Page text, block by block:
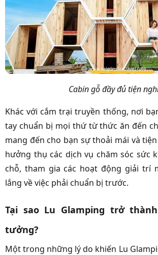
Cabin gỗ đầy đủ tiện
Khác với cắm trại truyền thống, nơi
tay chuẩn bị mọi thứ từ thức ăn đến
mang đến cho bạn sự thoải mái và
hưởng thụ các dịch vụ chăm sóc sức
chỗ, tham gia các hoạt động giải trí
lắng về việc phải chuẩn bị trước.
Tại sao Lu Glamping trở
tưởng?
Một trong những lý do khiến Lu